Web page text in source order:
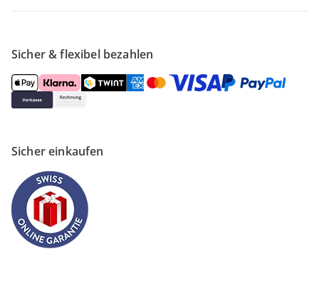
Sicher & flexibel bezahlen
Sicher einkaufen